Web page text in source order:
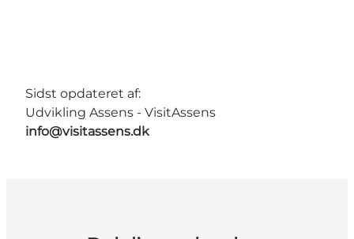
Sidst opdateret af:
Udvikling Assens - VisitAssens
info@visitassens.dk